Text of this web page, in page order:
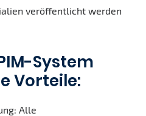
veröffentlicht werden
System
Vorteile:
Alle